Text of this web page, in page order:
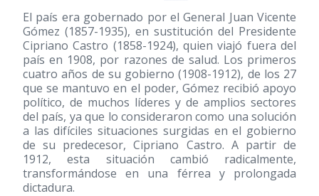
El país era gobernado por el General Juan Vicente
Gómez (1857-1935), en sustitución del Presidente
Cipriano Castro (1858-1924), quien viajó fuera del
país en 1908, por razones de salud. Los primeros
cuatro años de su gobierno(1908-1912), de los 27
que se mantuvo en el poder, Gómez recibió apoyo
político, de muchos líderes y de amplios sectores
del país, ya que lo consideraron como una solución
a las difíciles situaciones surgidas en el gobierno
de su predecesor, Cipriano Castro. A partir de
1912, esta situación cambió radicalmente,
transformándose en una férrea y prolongada
dictadura.